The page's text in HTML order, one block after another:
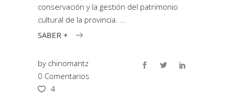
conservación y la gestión del patrimonio
cultural de la provincia.
SABER +
by chinomantz
0 Comentarios
4